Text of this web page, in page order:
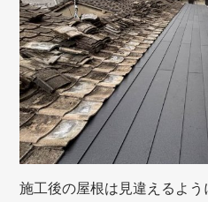
施工後の屋根は見違えるよう